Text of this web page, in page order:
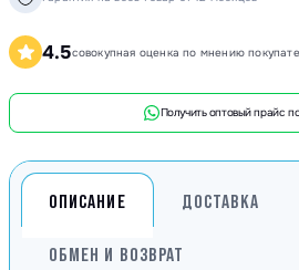
4.5совокупная оценка по мнению
Получить оптовый прайс
ОПИСАНИЕ ДОСТАВКА
ОБМЕН И ВОЗВРАТ